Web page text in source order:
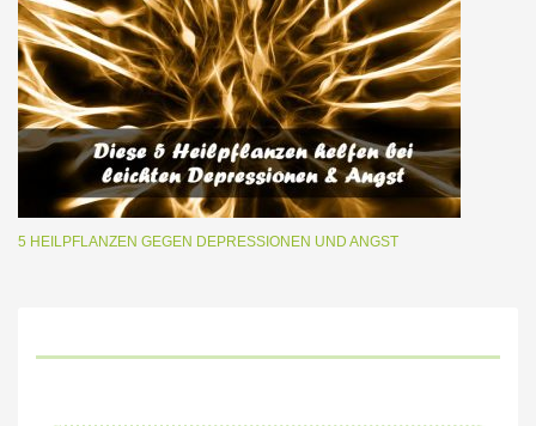
5 HEILPFLANZEN GEGEN DEPRESSIONEN UND ANGST